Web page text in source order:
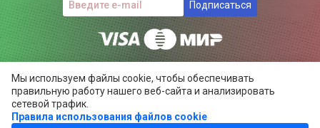
Подписаться
Казань Арены.
Положение об общих правилах
ARENA-TATNEFT.RU ©
Мы используем файлы cookie, чтобы обеспечивать
правильную работу нашего веб-сайта и анализировать
сетевой трафик.
Правила использования файлов cookie